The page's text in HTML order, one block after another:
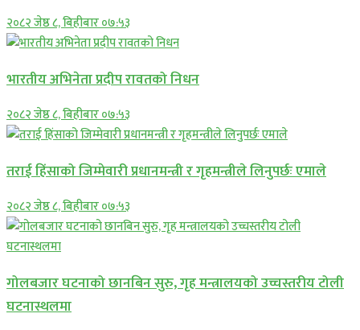
२०८२ जेष्ठ ८, बिहीबार ०७:५३
भारतीय अभिनेता प्रदीप रावतको निधन
२०८२ जेष्ठ ८, बिहीबार ०७:५३
तराई हिंसाको जिम्मेवारी प्रधानमन्त्री र गृहमन्त्रीले लिनुपर्छः एमाले
२०८२ जेष्ठ ८, बिहीबार ०७:५३
गोलबजार घटनाको छानबिन सुरु, गृह मन्त्रालयको उच्चस्तरीय टोली
घटनास्थलमा